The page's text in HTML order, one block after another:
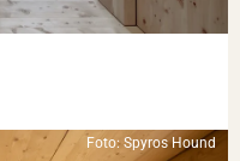
Foto: Spyros Hound